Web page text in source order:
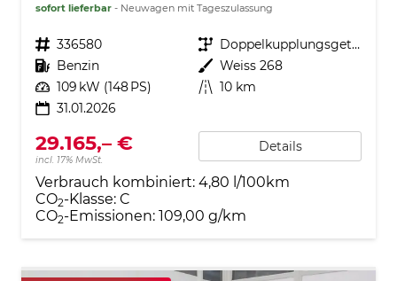
sofort lieferbar Neuwagen mit Tageszulassung
Fahrzeugnr. 336580 Getriebe
Doppelkupplungsgetriebe (DSG)
Kraftstoff Benzin Außenfarbe Weiss 268
Leistung 109 kW (148 PS) Kilometerstand 10 km
31.01.2026
29.165,– €
incl. 17% MwSt.
Details
Verbrauch kombiniert: 4,80 l/100km
CO2-Klasse: C
CO2-Emissionen: 109,00 g/km